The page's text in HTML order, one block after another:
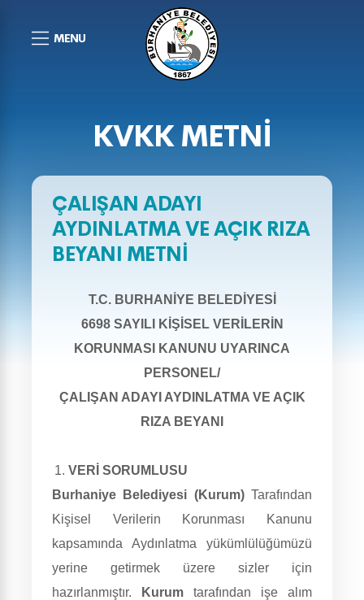
MENU
KVKK METNİ
ÇALIŞAN ADAYI
AYDINLATMA VE AÇIK RIZA
BEYANI METNİ
T.C. BURHANİYE BELEDİYESİ
6698 SAYILI KİŞİSEL VERİLERİN
KORUNMASI KANUNU UYARINCA
PERSONEL/
ÇALIŞAN ADAYI AYDINLATMA VE AÇIK
RIZA BEYANI
VERİ SORUMLUSU
Burhaniye Belediyesi (Kurum) Tarafından
Kişisel Verilerin Korunması Kanunu
kapsamında Aydınlatma yükümlülüğümüzü
yerine getirmek üzere sizler için
hazırlanmıştır.
Kurum tarafından işe alım